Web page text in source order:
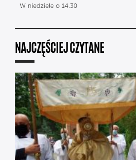
W niedziele o 14.30
NAJCZĘŚCIEJ CZYTANE